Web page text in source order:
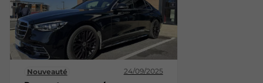
Nouveauté 24/09/2025